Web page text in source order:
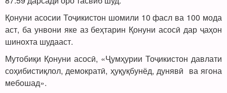
Қонуни асосии Тоҷикистон шомили 10 фасл ва 100 мода
аст, ба унвони яке аз беҳтарин Қонуни асосӣ дар ҷаҳон
шинохта шудааст.
Мутобиқи Қонуни асосӣ, «Ҷумҳурии Тоҷикистон давлати
соҳибистиқлол, демократӣ, ҳуқуқбунёд, дунявӣ ва ягона
мебошад».